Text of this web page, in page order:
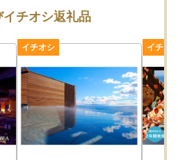
ター 行
水）まで寄附のお申込を頂いた方
ストップ特例申請書の発送は行い
２６日（金）～３１日（水）の間
るワンストップ特例申請書の送付
１月３日（土）発送となります。
掛けしますが、必要に応じて寄附
ンロードしていただき、必要な添
イチオシ返礼品